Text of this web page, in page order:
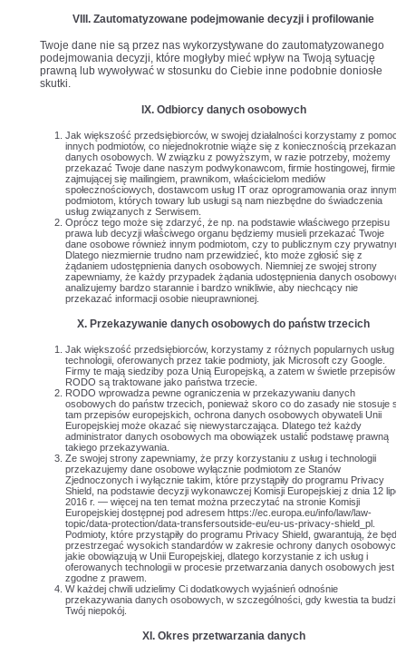
VIII. Zautomatyzowane podejmowanie decyzji i profilowanie
Twoje dane nie są przez nas wykorzystywane do zautomatyzowanego
podejmowania decyzji, które mogłyby mieć wpływ na Twoją sytuację
prawną lub wywoływać w stosunku do Ciebie inne podobnie doniosłe
skutki.
IX. Odbiorcy danych osobowych
Jak większość przedsiębiorców, w swojej działalności korzystamy z pomocy
innych podmiotów, co niejednokrotnie wiąże się z koniecznością przekazania
danych osobowych. W związku z powyższym, w razie potrzeby, możemy
przekazać Twoje dane naszym podwykonawcom, firmie hostingowej, firmie
zajmującej się mailingiem, prawnikom, właścicielom mediów
społecznościowych, dostawcom usług IT oraz oprogramowania oraz innym
podmiotom, których towary lub usługi są nam niezbędne do świadczenia
usług związanych z Serwisem.
Oprócz tego może się zdarzyć, że np. na podstawie właściwego przepisu
prawa lub decyzji właściwego organu będziemy musieli przekazać Twoje
dane osobowe również innym podmiotom, czy to publicznym czy prywatnym.
Dlatego niezmiernie trudno nam przewidzieć, kto może zgłosić się z
żądaniem udostępnienia danych osobowych. Niemniej ze swojej strony
zapewniamy, że każdy przypadek żądania udostępnienia danych osobowych
analizujemy bardzo starannie i bardzo wnikliwie, aby niechcący nie
przekazać informacji osobie nieuprawnionej.
X. Przekazywanie danych osobowych do państw trzecich
Jak większość przedsiębiorców, korzystamy z różnych popularnych usług i
technologii, oferowanych przez takie podmioty, jak Microsoft czy Google.
Firmy te mają siedziby poza Unią Europejską, a zatem w świetle przepisów
RODO są traktowane jako państwa trzecie.
RODO wprowadza pewne ograniczenia w przekazywaniu danych
osobowych do państw trzecich, ponieważ skoro co do zasady nie stosuje się
tam przepisów europejskich, ochrona danych osobowych obywateli Unii
Europejskiej może okazać się niewystarczająca. Dlatego też każdy
administrator danych osobowych ma obowiązek ustalić podstawę prawną
takiego przekazywania.
Ze swojej strony zapewniamy, że przy korzystaniu z usług i technologii
przekazujemy dane osobowe wyłącznie podmiotom ze Stanów
Zjednoczonych i wyłącznie takim, które przystąpiły do programu Privacy
Shield, na podstawie decyzji wykonawczej Komisji Europejskiej z dnia 12 lipca
2016 r. — więcej na ten temat można przeczytać na stronie Komisji
Europejskiej dostępnej pod adresem https://ec.europa.eu/info/law/law-
topic/data-protection/data-transfersoutside-eu/eu-us-privacy-shield_pl.
Podmioty, które przystąpiły do programu Privacy Shield, gwarantują, że będą
przestrzegać wysokich standardów w zakresie ochrony danych osobowych,
jakie obowiązują w Unii Europejskiej, dlatego korzystanie z ich usług i
oferowanych technologii w procesie przetwarzania danych osobowych jest
zgodne z prawem.
W każdej chwili udzielimy Ci dodatkowych wyjaśnień odnośnie
przekazywania danych osobowych, w szczególności, gdy kwestia ta budzi
Twój niepokój.
XI. Okres przetwarzania danych